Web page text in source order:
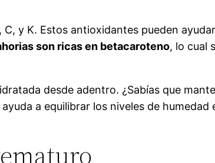
y K. Estos antioxidantes pueden
son ricas en betacaroteno, lo cual
desde adentro. ¿Sabías que
a equilibrar los niveles de humedad